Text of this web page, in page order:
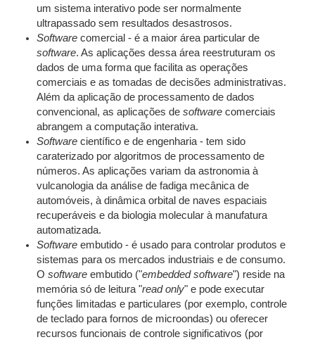
um sistema interativo pode ser normalmente
ultrapassado sem resultados desastrosos.
Software comercial - é a maior área particular de
software. As aplicações dessa área reestruturam os
dados de uma forma que facilita as operações
comerciais e as tomadas de decisões administrativas.
Além da aplicação de processamento de dados
convencional, as aplicações desoftware comerciais
abrangem a computação interativa.
Software científico e de engenharia - tem sido
caraterizado por algoritmos de processamento de
números. As aplicações variam da astronomia à
vulcanologia da análise de fadiga mecânica de
automóveis, à dinâmica orbital de naves espaciais
recuperáveis e da biologia molecular à manufatura
automatizada.
Software embutido - é usado para controlar produtos e
sistemas para os mercados industriais e de consumo.
Osoftware embutido ("embedded software") reside na
memória só de leitura "read only" e pode executar
funções limitadas e particulares (por exemplo, controle
de teclado para fornos de microondas) ou oferecer
recursos funcionais de controle significativos (por